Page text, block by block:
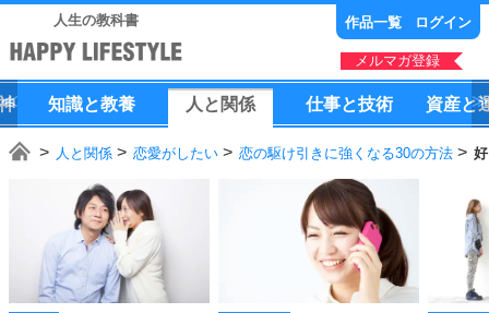
人生の教科書 作品一覧 ログイン
メルマガ登録
知識と教養 人 と 関係 仕事と技術 資産と
人と関係 恋愛がしたい 恋の駆け引きに強くなる30の方法